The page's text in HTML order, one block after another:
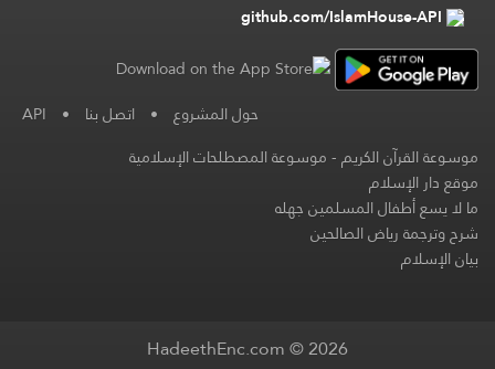
github.com/IslamHouse-API
حول المشروع • اتصل بنا •
API
موسوعة القرآن الكريم-موسوعة المصطلحات الإسلامية
موقع دار الإسلام
ما لا يسع أطفال المسلمين جهله
شرح وترجمة رياض الصالحين
بيان الإسلام
HadeethEnc.com © 2026